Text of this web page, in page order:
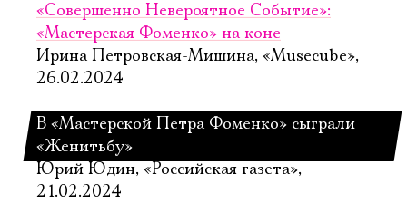
«Совершенно Невероятное Событие»:
«Мастерская Фоменко» на коне
Ирина Петровская-Мишина, «Musecube»,
26.02.2024
В «Мастерской Петра Фоменко» сыграли
«Женитьбу»
Юрий Юдин, «Российская газета»,
21.02.2024